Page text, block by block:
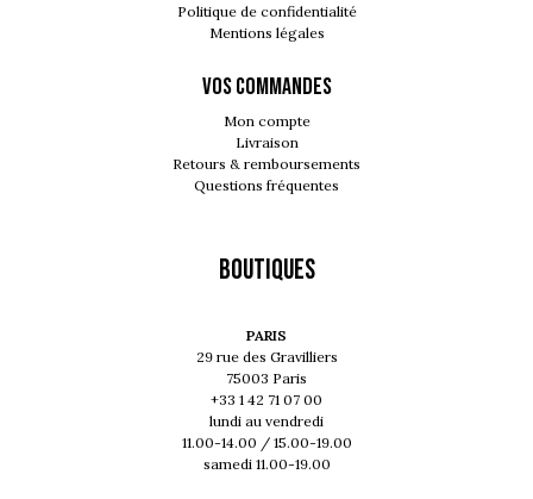
Politique de confidentialité
Mentions légales
VOS COMMANDES
Mon compte
Livraison
Retours & remboursements
Questions fréquentes
Boutiques
PARIS
29 rue des Gravilliers
75003 Paris
+33 1 42 71 07 00
lundi au vendredi
11.00-14.00 / 15.00-19.00
samedi 11.00-19.00